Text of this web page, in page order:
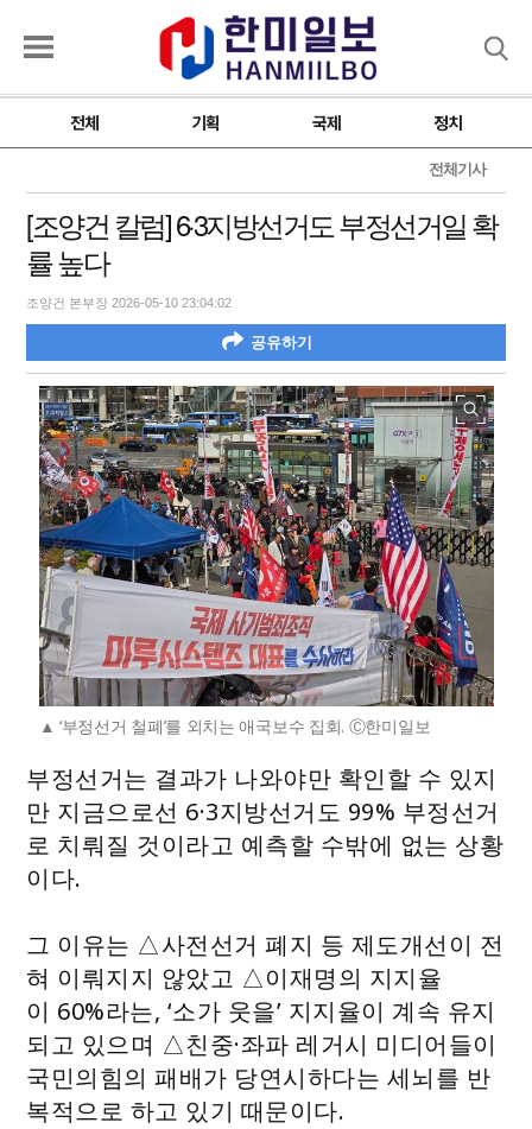
전체 기획 국제 정치
전체기사
[조양건 칼럼] 6·3지방선거도 부정선거일 확
률 높다
조양건 본부장 2026-05-10 23:04:02
공유하기
‘부정선거 철폐’를 외치는 애국보수 집회. Ⓒ한미일보
부정선거는 결과가 나와야만 확인할 수 있지
만 지금으로선 6·3지방선거도 99% 부정선거
로 치뤄질 것이라고 예측할 수밖에 없는 상황
이다.
그 이유는 △사전선거 폐지 등 제도개선이 전
혀 이뤄지지 않았고 △이재명의 지지율
이 60%라는, ‘소가 웃을’ 지지율이 계속 유지
되고 있으며 △친중·좌파 레거시 미디어들이
국민의힘의 패배가 당연시하다는 세뇌를 반
복적으로 하고 있기 때문이다.